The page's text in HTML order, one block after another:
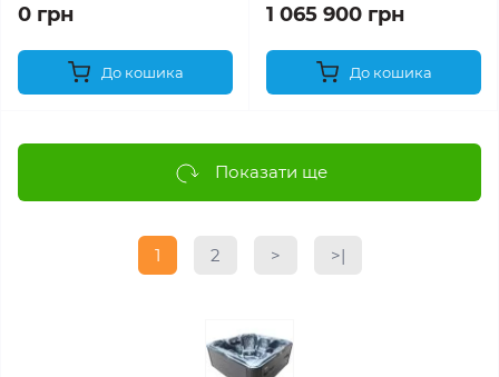
0 грн
До кошика
1 065 900 грн
До кошика
Показати ще
1 2 > >|